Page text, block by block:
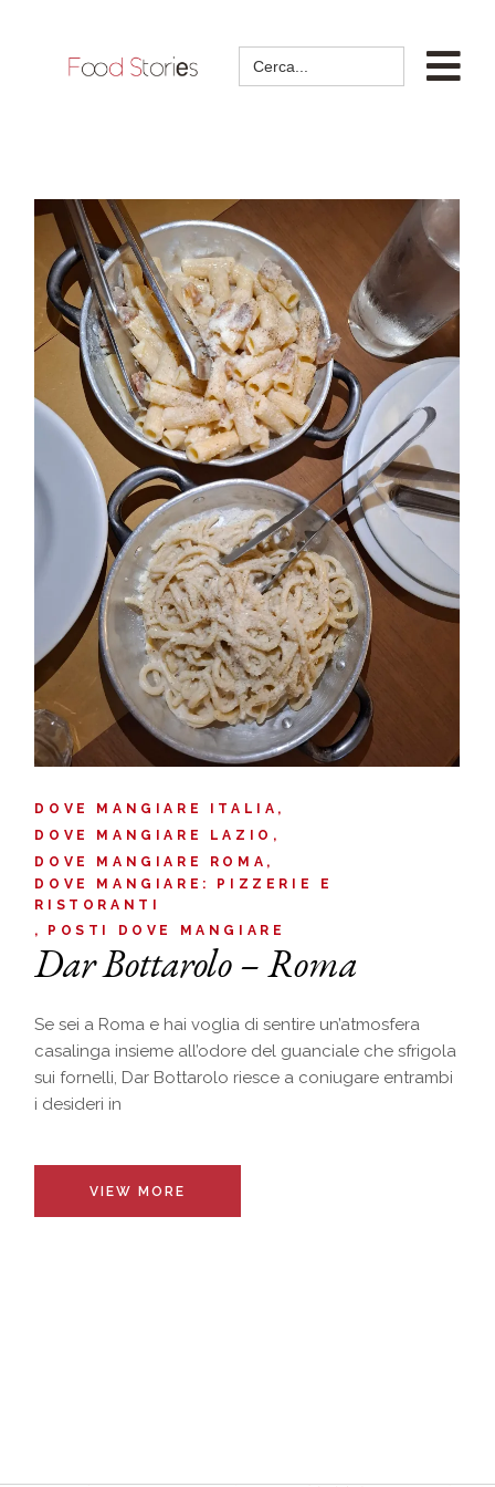
Search
for:
DOVE MANGIARE ITALIA
DOVE MANGIARE LAZIO
DOVE MANGIARE ROMA
DOVE MANGIARE: PIZZERIE E
RISTORANTI
POSTI DOVE MANGIARE
Dar Bottarolo – Roma
Se sei a Roma e hai voglia di sentire un’atmosfera
casalinga insieme all’odore del guanciale che sfrigola
sui fornelli, Dar Bottarolo riesce a coniugare entrambi
i desideri in
VIEW MORE